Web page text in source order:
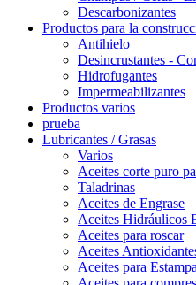
Descarbonizantes
Productos para la
Antihielo
Desincrustantes -
Hidrofugantes
Impermeabilizantes
Productos varios
prueba
Lubricantes / Grasas
Varios
Aceites corte puro
Taladrinas
Aceites de Engrase
Aceites Hidráulicos
Aceites para roscar
Aceites
Aceites para